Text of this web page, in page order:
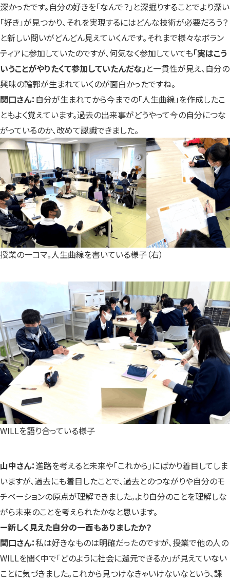
深かったです。自分の好きを「なんで？」と深掘りすることでより深い
「好き」が見つかり、それを実現するにはどんな技術が必要だろう？
と新しい問いがどんどん見えていくんです。それまで様々なボラン
ティアに参加していたのですが、何気なく参加していても「実はこう
いうことがやりたくて参加していたんだな」 と一貫性が見え、自分の
興味の輪郭が生まれていくのが面白かったですね。
関口さん： 自分が生まれてから今までの「人生曲線」を作成したこ
ともよく覚えています。過去の出来事がどうやって今の自分につな
がっているのか、改めて認識できました。
授業の一コマ。人生曲線を書いている様子（右）
WILLを語り合っている様子
山中さん：進路を考えると未来や「これから」にばかり着目してしま
いますが、過去にも着目したことで、過去とのつながりや自分のモ
チベーションの原点が理解できました。より自分のことを理解しな
がら未来のことを考えられたかなと思います。
ー新しく見えた自分の一面もありましたか？
関口さん：私は好きなものは明確だったのですが、授業で他の人の
WILLを聞く中で「どのように社会に還元できるか」が見えていない
ことに気づきました。これから見つけなきゃいけないなという、課